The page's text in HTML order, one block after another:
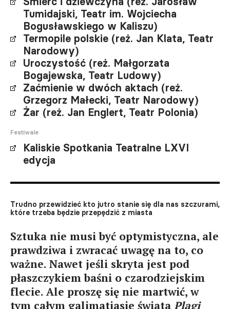
Tumidajski, Teatr im. Wojciecha
Bogusławskiego w Kaliszu)
Termopile polskie (reż. Jan Klata, Teatr
Narodowy)
Uroczystość (reż. Małgorzata
Bogajewska, Teatr Ludowy)
Zaćmienie w dwóch aktach (reż.
Grzegorz Małecki, Teatr Narodowy)
Żar (reż. Jan Englert, Teatr Polonia)
Festiwale
Kaliskie Spotkania Teatralne LXVI
edycja
Trudno przewidzieć kto jutro stanie się dla nas szczurami,
które trzeba będzie przepędzić z miasta
Sztuka nie musi być optymistyczna, ale
prawdziwa i zwracać uwagę na to, co
ważne. Nawet jeśli skryta jest pod
płaszczykiem baśni o czarodziejskim
flecie. Ale proszę się nie martwić, w
tym całym galimatiasie świata Plagi